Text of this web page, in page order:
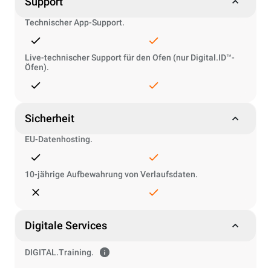
Technischer App-Support.
Live-technischer Support für den Ofen (nur Digital.ID™-
Öfen).
Sicherheit
EU-Datenhosting.
10-jährige Aufbewahrung von Verlaufsdaten.
Digitale Services
DIGITAL.Training.